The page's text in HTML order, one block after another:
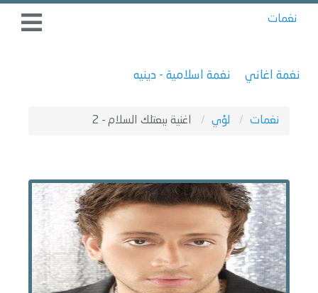
نغمات
نغمة اغاني نغمة اسلامية - دينيه
نغمات لؤي اغنية ببعتلك السلام - 2